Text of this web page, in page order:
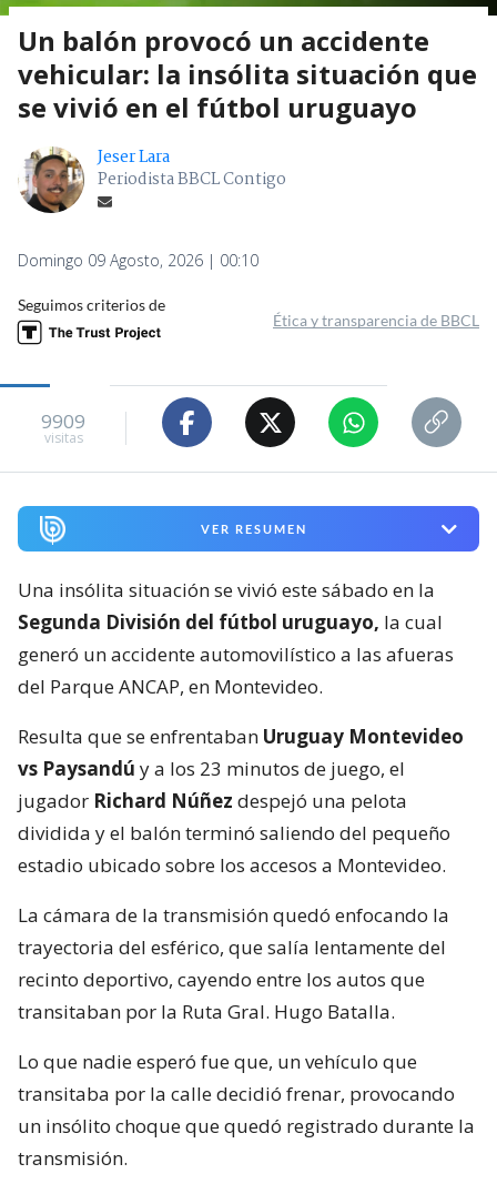
Un balón provocó un accidente
vehicular: la insólita situación que
se vivió en el fútbol uruguayo
Jeser Lara
Periodista BBCL Contigo
Domingo 09 Agosto, 2026 | 00:10
Seguimos criterios de
Ética y transparencia de BBCL
9909
visitas
VER RESUMEN
Una insólita situación se vivió este sábado en la
Segunda División del fútbol uruguayo, la cual
generó un accidente automovilístico a las afueras
del Parque ANCAP, en Montevideo.
Resulta que se enfrentaban Uruguay Montevideo
vs Paysandú y a los 23 minutos de juego, el
jugador Richard Núñez despejó una pelota
dividida y el balón terminó saliendo del pequeño
estadio ubicado sobre los accesos a Montevideo.
La cámara de la transmisión quedó enfocando la
trayectoria del esférico, que salía lentamente del
recinto deportivo, cayendo entre los autos que
transitaban por la Ruta Gral. Hugo Batalla.
Lo que nadie esperó fue que, un vehículo que
transitaba por la calle decidió frenar, provocando
un insólito choque que quedó registrado durante la
transmisión.